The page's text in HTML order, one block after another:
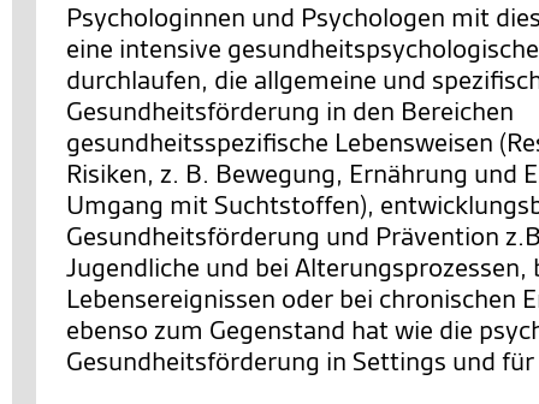
Psychologinnen und Psychologen mit
eine intensive
durchlaufen, die allgemeine und
Gesundheitsförderung in den Bereichen
gesundheitsspezifische Lebensweisen
Risiken, z. B. Bewegung, Ernährung und
Umgang mit Suchtstoffen),
Gesundheitsförderung und Prävention
Jugendliche und bei Alterungsprozessen,
Lebensereignissen oder bei chronischen
ebenso zum Gegenstand hat wie die
Gesundheitsförderung in Settings und